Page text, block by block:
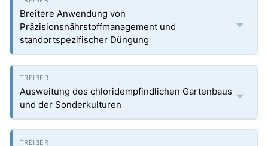
Breitere Anwendung von
Präzisionsnährstoffmanagement und
standortspezifischer Düngung
Ausweitung des chloridempfindlichen Gartenbaus
und der Sonderkulturen